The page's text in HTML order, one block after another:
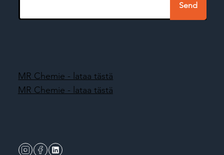
Send
MR Chemie - lataa tästä
MR Chemie - lataa tästä